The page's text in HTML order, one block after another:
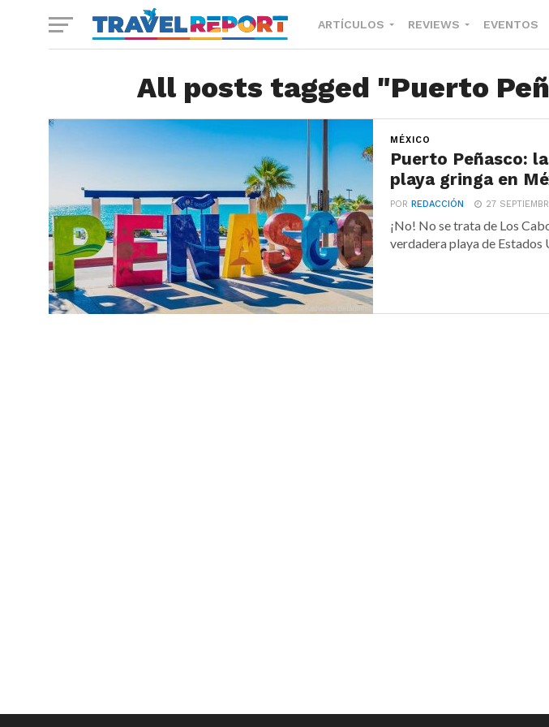
ARTÍCULOS REVIEWS EVENTOS
All posts tagged "Puerto
MÉXICO
Puerto Peñasco:
playa gringa en
PORREDACCIÓN 27
¡No! No se trata de Los
verdadera playa de Estados